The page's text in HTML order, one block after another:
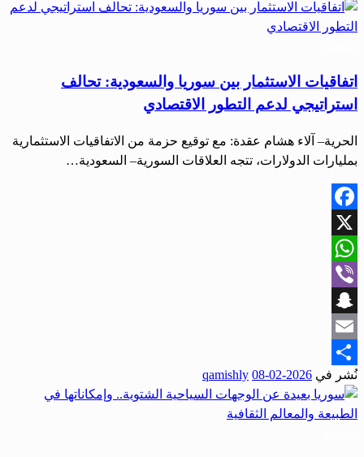
اتفاقيات الاستثمار بين سوريا والسعودية: تحالف
استراتيجي لدعم التطور الاقتصادي
الحرية– آلاء هشام عقدة: مع توقيع حزمة من الاتفاقيات الاستثمارية
بمليارات الدولارات، تتجه العلاقات السورية– السعودية…
Facebook
X
WhatsApp
Viber
Snapchat
Email
Share
نُشر في 2026-02-08
qamishly